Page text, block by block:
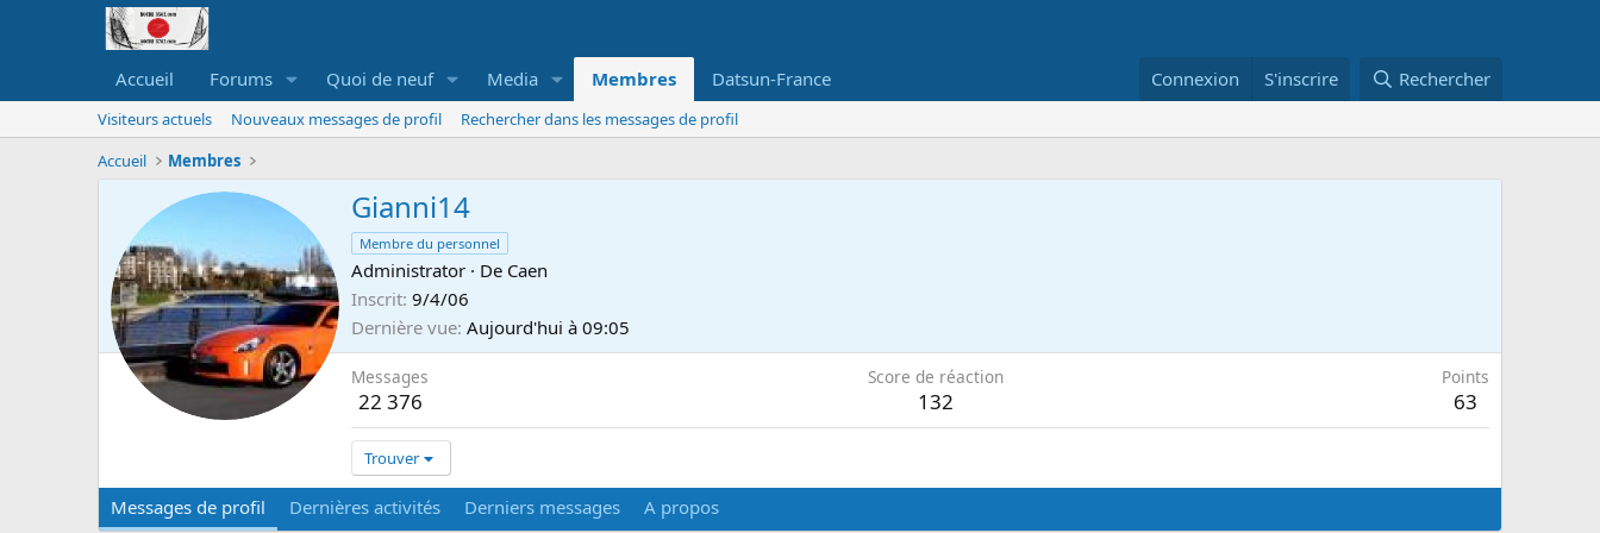
Accueil Forums Quoi de neuf Media Membres Datsun-France Connexion S'inscrire Rechercher
Visiteurs actuels Nouveaux messages de profil
Rechercher dans les messages de profil
Accueil
Membres
Gianni14
Membre du personnel
Administrator · De Caen
Inscrit 9/4/06
Dernière vue Aujourd'hui à 09:05
Messages
22 376
Score de réaction
132
Points
63
Trouver
Messages de profil Dernières activités Derniers messages A propos